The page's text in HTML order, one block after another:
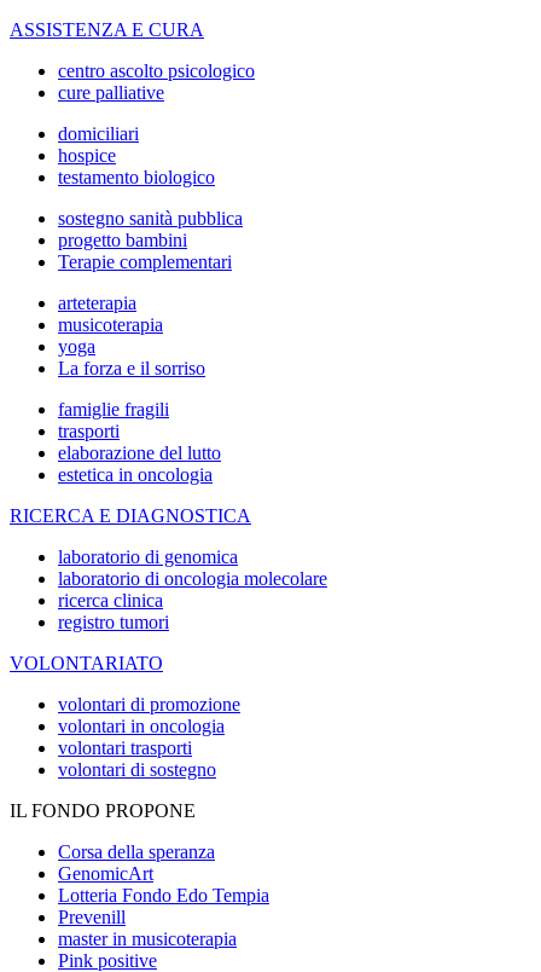
ASSISTENZA E CURA
centro ascolto psicologico
cure palliative
domiciliari
hospice
testamento biologico
sostegno sanità pubblica
progetto bambini
Terapie complementari
arteterapia
musicoterapia
yoga
La forza e il sorriso
famiglie fragili
trasporti
elaborazione del lutto
estetica in oncologia
RICERCA E DIAGNOSTICA
laboratorio di genomica
laboratorio di oncologia molecolare
ricerca clinica
registro tumori
VOLONTARIATO
volontari di promozione
volontari in oncologia
volontari trasporti
volontari di sostegno
IL FONDO PROPONE
Corsa della speranza
GenomicArt
Lotteria Fondo Edo Tempia
Prevenill
master in musicoterapia
Pink positive